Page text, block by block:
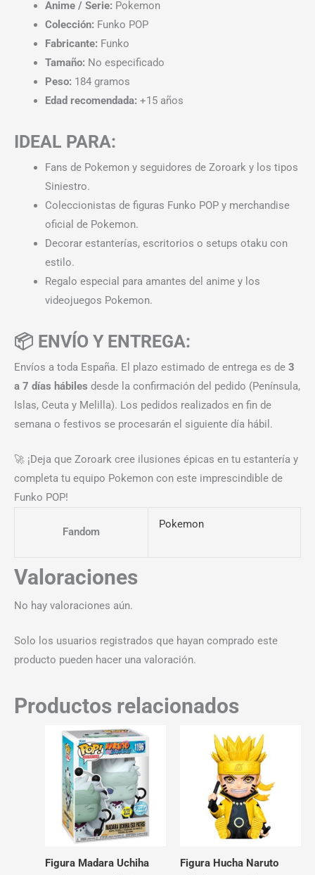
Anime / Serie: Pokemon
Colección: Funko POP
Fabricante: Funko
Tamaño: No especificado
Peso: 184 gramos
Edad recomendada: +15 años
IDEAL PARA:
Fans de Pokemon y seguidores de Zoroark y los tipos
Siniestro.
Coleccionistas de figuras Funko POP y merchandise
oficial de Pokemon.
Decorar estanterías, escritorios o setups otaku con
estilo.
Regalo especial para amantes del anime y los
videojuegos Pokemon.
📦 ENVÍO Y ENTREGA:
Envíos a toda España. El plazo estimado de entrega es de 3
a 7 días hábiles desde la confirmación del pedido (Península,
Islas, Ceuta y Melilla). Los pedidos realizados en fin de
semana o festivos se procesarán el siguiente día hábil.
🚀 ¡Deja que Zoroark cree ilusiones épicas en tu estantería y
completa tu equipo Pokemon con este imprescindible de
Funko POP!
Fandom
Pokemon
Valoraciones
No hay valoraciones aún.
Solo los usuarios registrados que hayan comprado este
producto pueden hacer una valoración.
Productos relacionados
Figura Madara Uchiha
Figura Hucha Naruto